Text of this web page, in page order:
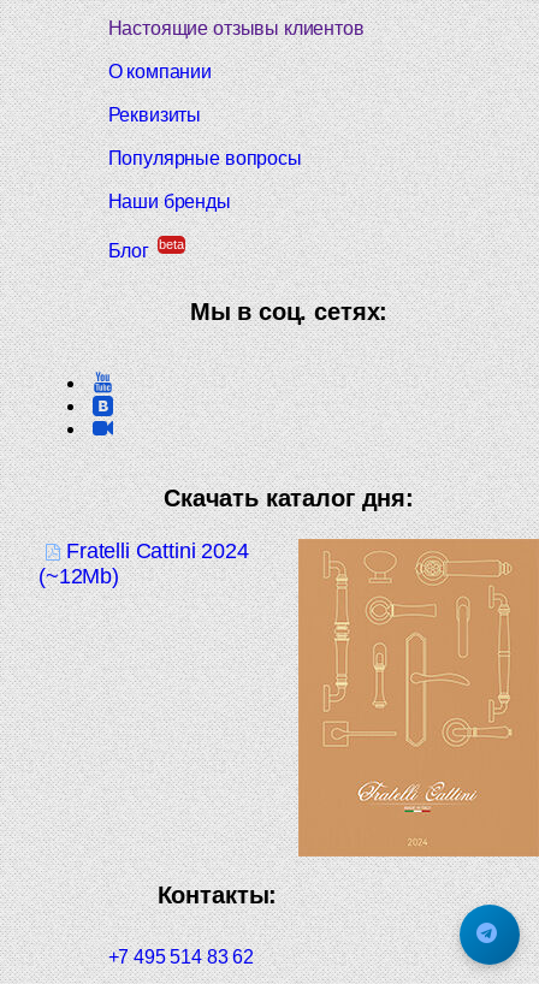
Настоящие отзывы клиентов
О компании
Реквизиты
Популярные вопросы
Наши бренды
Блог beta
Мы в соц. сетях:
Скачать каталог дня:
Fratelli Cattini 2024
(~12Mb)
Контакты:
+7 495 514 83 62